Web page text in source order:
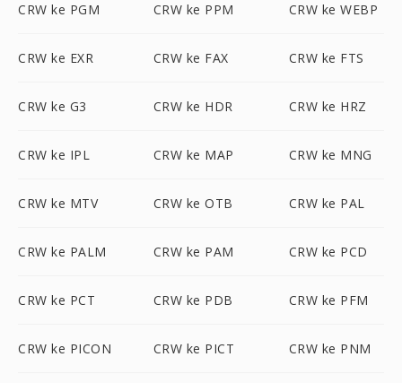
CRW ke PGM CRW ke PPM CRW ke WEBP
CRW ke EXR CRW ke FAX CRW ke FTS
CRW ke G3 CRW ke HDR CRW ke HRZ
CRW ke IPL CRW ke MAP CRW ke MNG
CRW ke MTV CRW ke OTB CRW ke PAL
CRW ke PALM CRW ke PAM CRW ke PCD
CRW ke PCT CRW ke PDB CRW ke PFM
CRW ke PICON CRW ke PICT CRW ke PNM